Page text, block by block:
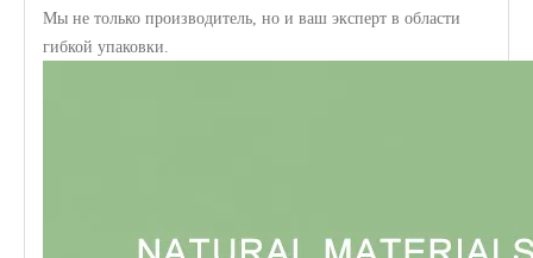
Мы не только производитель, но и ваш эксперт в области
гибкой упаковки.